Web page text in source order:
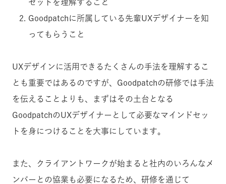
セットを理解すること
Goodpatchに所属している先輩UXデザイナーを知
ってもらうこと
UXデザインに活用できるたくさんの手法を理解するこ
とも重要ではあるのですが、Goodpatchの研修では手法
を伝えることよりも、まずはその土台となる
GoodpatchのUXデザイナーとして必要なマインドセッ
トを身につけることを大事にしています。
また、クライアントワークが始まると社内のいろんなメ
ンバーとの協業も必要になるため、研修を通じて